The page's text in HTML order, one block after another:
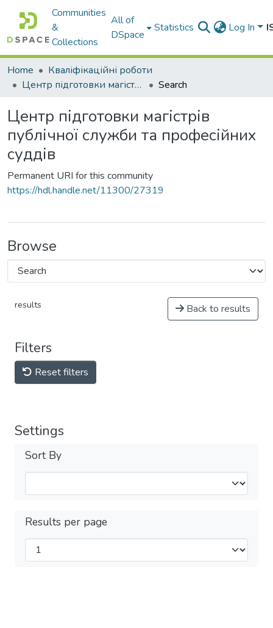
Communities
&
Collections
All of
DSpace
Statistics Log In
Home
Кваліфікаційні роботи
Центр підготовки магістрів публічної служби та професійних суддів
Search
Центр підготовки магістрів
публічної служби та професійних
суддів
Permanent URI for this community
https://hdl.handle.net/11300/27319
Browse
results Back to results
Filters
Reset filters
Settings
Sort By
Results per page